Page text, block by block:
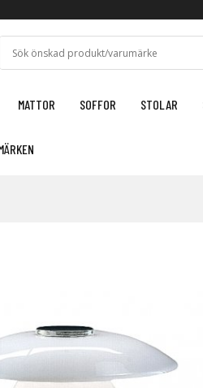
MATTOR SOFFOR STOLAR